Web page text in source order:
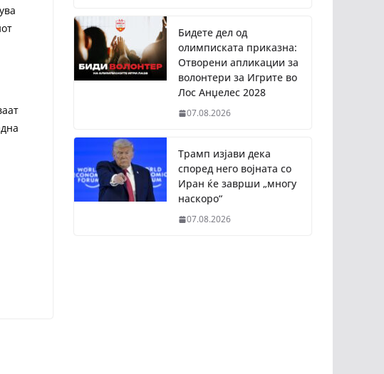
Бидете дел од
олимписката приказна:
Отворени апликации за
волонтери за Игрите во
Лос Анџелес 2028
07.08.2026
Трамп изјави дека
според него војната со
Иран ќе заврши „многу
наскоро“
07.08.2026